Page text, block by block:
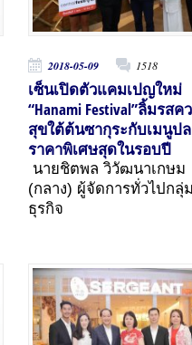
2018-05-09 1518
เซ็นเปิดตัวแคมเปญใหม่
“Hanami Festival”ลิ้มรสค
สุขใต้ต้นซากุระกับเมนูป
ราคาพิเศษสุดในรอบปี
นายชิตพล วิวัฒนาเกษม
(กลาง) ผู้จัดการทั่วไปกลุ่
ธุรกิจ